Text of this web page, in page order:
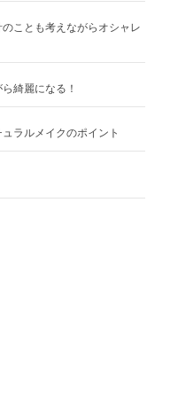
ことも考えながらオシャレ
綺麗になる！
ラルメイクのポイント